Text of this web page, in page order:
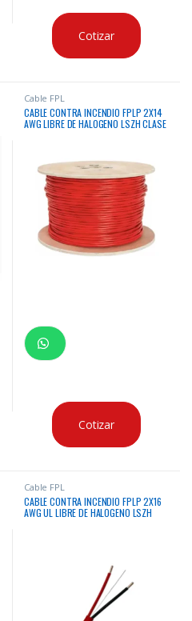
Cotizar
Cable FPL
CABLE CONTRA INCENDIO FPLP 2X14
AWG LIBRE DE HALOGENO LSZH CLASE
Cotizar
Cable FPL
CABLE CONTRA INCENDIO FPLP 2X16
AWG UL LIBRE DE HALOGENO LSZH